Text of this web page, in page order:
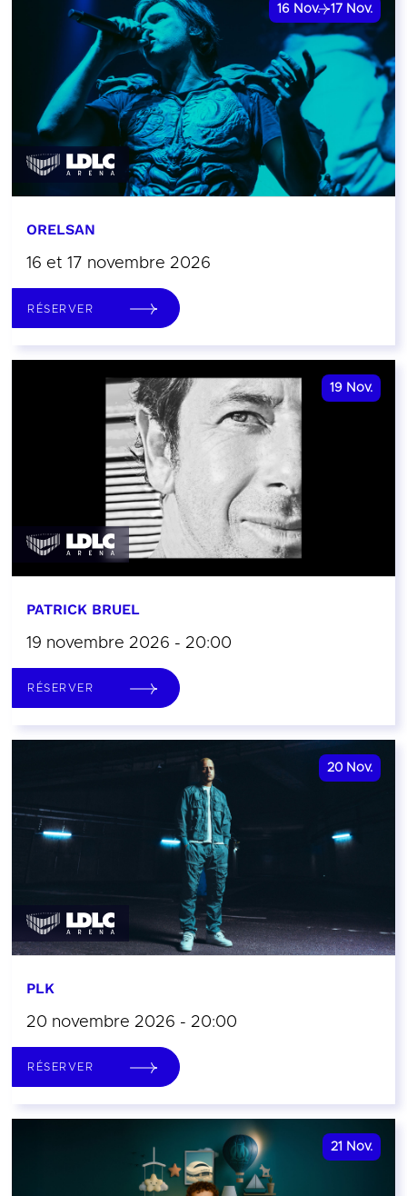
16 Nov. 17 Nov.
ORELSAN
16 et 17 novembre 2026
RÉSERVER
19 Nov.
PATRICK BRUEL
19 novembre 2026 - 20:00
RÉSERVER
20 Nov.
PLK
20 novembre 2026 - 20:00
RÉSERVER
21 Nov.